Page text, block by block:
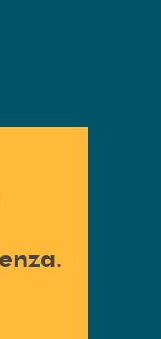
Vai alla pagina della
.